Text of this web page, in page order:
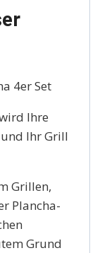
4er Set
Ihre
Ihr Grill
Grillen,
Plancha-
Grund